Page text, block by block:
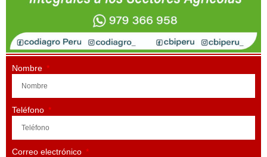
Nombre
Teléfono
Correo electrónico